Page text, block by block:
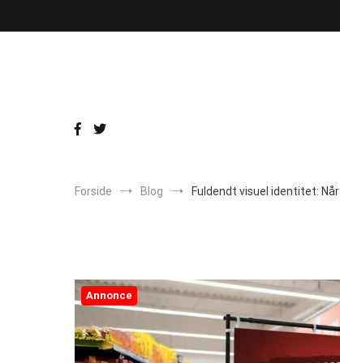
Forside Blog Fuldendt visuel identitet:
Annonce